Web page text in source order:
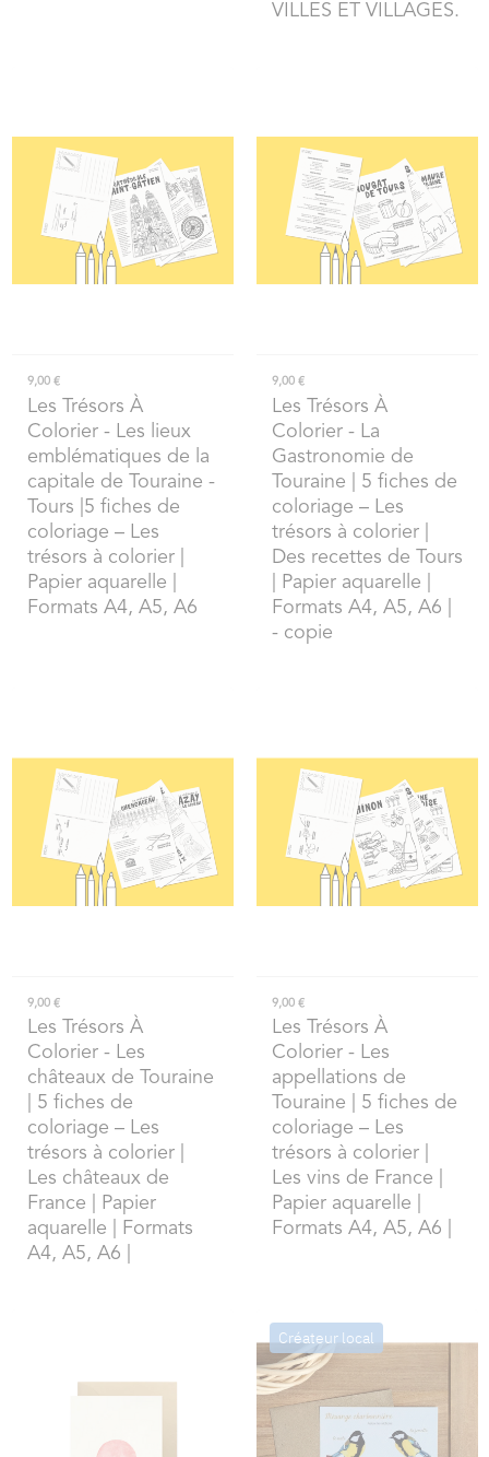
VILLES ET VILLAGES.
9,00 €
Les Trésors À
Colorier- Les lieux
emblématiques de la
capitale de Touraine -
Tours |5 fiches de
coloriage – Les
trésors à colorier |
Papier aquarelle |
Formats A4, A5, A6
9,00 €
Les Trésors À
Colorier- La
Gastronomie de
Touraine | 5 fiches de
coloriage – Les
trésors à colorier |
Des recettes de Tours
| Papier aquarelle |
Formats A4, A5, A6 |
- copie
9,00 €
Les Trésors À
Colorier- Les
châteaux de Touraine
| 5 fiches de
coloriage – Les
trésors à colorier |
Les châteaux de
France | Papier
aquarelle | Formats
A4, A5, A6 |
9,00 €
Les Trésors À
Colorier- Les
appellations de
Touraine | 5 fiches de
coloriage – Les
trésors à colorier |
Les vins de France |
Papier aquarelle |
Formats A4, A5, A6 |
Créateur local